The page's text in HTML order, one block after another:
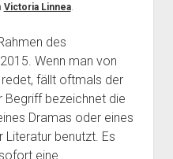
Victoria Linnea.
des
Wenn man von
fällt oftmals der
Begriff bezeichnet die
Dramas oder eines
Literatur benutzt. Es
eine